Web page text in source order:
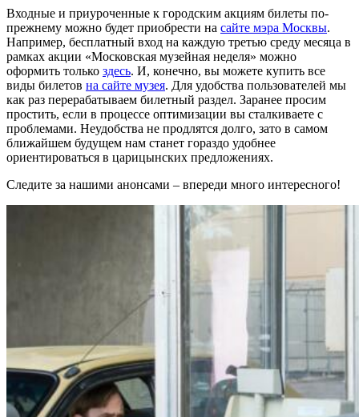
Входные и приуроченные к городским акциям билеты по-
прежнему можно будет приобрести на сайте мэра Москвы.
Например, бесплатный вход на каждую третью среду месяца в
рамках акции «Московская музейная неделя» можно
оформить только здесь. И, конечно, вы можете купить все
виды билетов на сайте музея. Для удобства пользователей мы
как раз перерабатываем билетный раздел. Заранее просим
простить, если в процессе оптимизации вы сталкиваете с
проблемами. Неудобства не продлятся долго, зато в самом
ближайшем будущем нам станет гораздо удобнее
ориентироваться в царицынских предложениях.
Следите за нашими анонсами – впереди много интересного!